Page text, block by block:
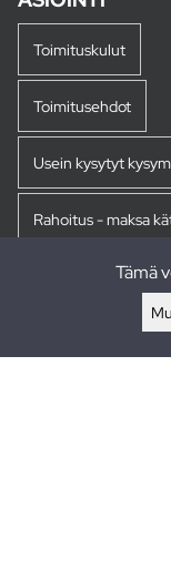
Toimituskulut
Toimitusehdot
Usein kysytyt
Rahoitus - maksa
Tämä